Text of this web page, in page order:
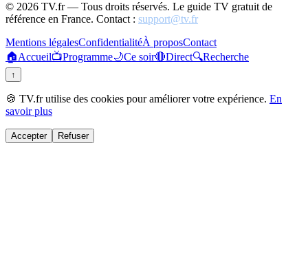
© 2026 TV.fr — Tous droits réservés. Le guide TV gratuit de
référence en France. Contact : support@tv.fr
Mentions légalesConfidentialitéÀ proposContact
🏠Accueil📺Programme🌙Ce soir🔴Direct🔍Recherche
↑
🍪 TV.fr utilise des cookies pour améliorer votre expérience. En
savoir plus
Accepter Refuser